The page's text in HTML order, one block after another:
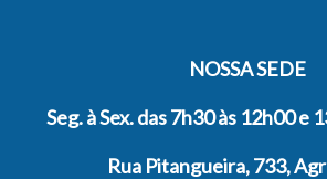
NOSSA SEDE
Seg. à Sex. das 7h30 às 12h00 e
Rua Pitangueira, 733,